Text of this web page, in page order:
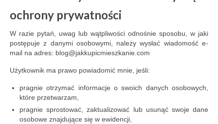
ochrony prywatności
W razie pytań, uwag lub wątpliwości odnośnie sposobu, w jaki
postępuje z danymi osobowymi, należy wysłać wiadomość e-
mail na adres: blog@jakkupicmieszkanie.com
Użytkownik ma prawo powiadomić mnie, jeśli:
pragnie otrzymać informacje o swoich danych osobowych,
które przetwarzam,
pragnie sprostować, zaktualizować lub usunąć swoje dane
osobowe znajdujące się w ewidencji,